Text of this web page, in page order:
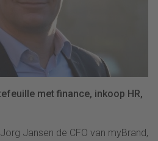
met finance, inkoop HR,
Jansen de CFO van myBrand,